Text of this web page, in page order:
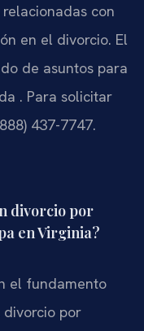
con
en el divorcio. El
de asuntos para
. Para solicitar
437-7747.
divorcio por
en Virginia?
el fundamento
por